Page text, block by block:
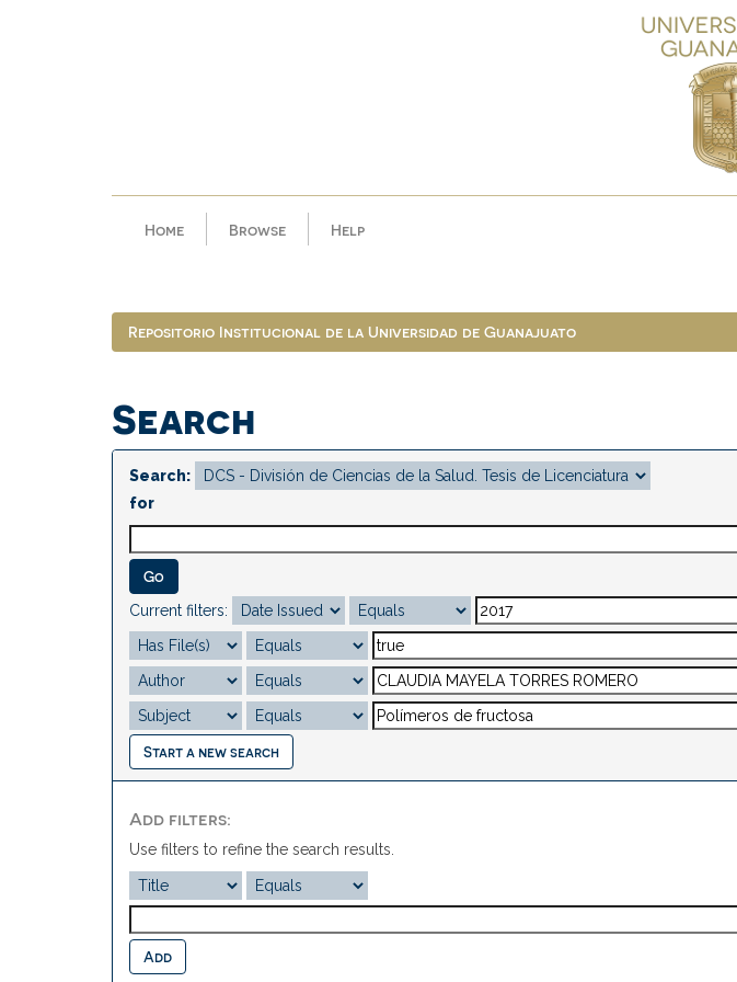
Home Browse Help
Repositorio Institucional de la Universidad de Guanajuato
Search
Search:
for
Current filters:
Start a new search
Add filters:
Use filters to refine the search results.